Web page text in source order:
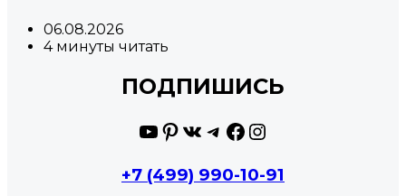
06.08.2026
4 минуты читать
ПОДПИШИСЬ
YouTube
Pinterest
ВКонтакте
Telegram
Facebook
Instagram
+7 (499) 990-10-91